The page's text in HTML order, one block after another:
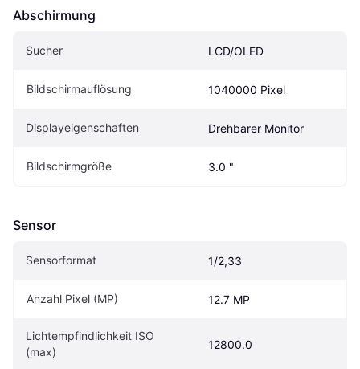
Abschirmung
Sucher LCD/OLED
Bildschirmauflösung 1040000 Pixel
Displayeigenschaften Drehbarer Monitor
Bildschirmgröße 3.0 "
Sensor
Sensorformat 1/2,33
Anzahl Pixel (MP) 12.7 MP
Lichtempfindlichkeit ISO
(max)
12800.0